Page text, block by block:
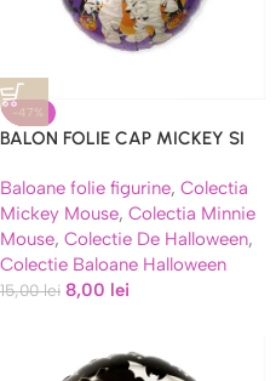
-47%
BALON FOLIE CAP MICKEY SI
Baloane folie figurine, Colectia
Mickey Mouse, Colectia Minnie
Mouse, Colectie De Halloween,
Colectie Baloane Halloween
15,00lei 8,00 lei